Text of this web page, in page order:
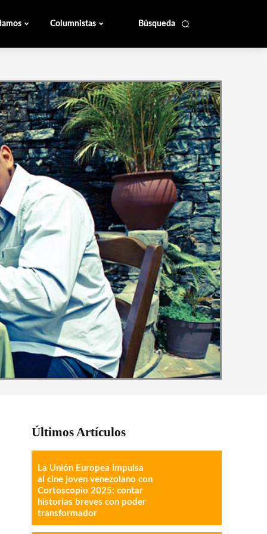
Búsqueda
Columnistas
Últimos Artículos
La Unión Europea impulsa
al cine joven venezolano con
Cortoscopio 2025: contar
historias breves con poder
transformador